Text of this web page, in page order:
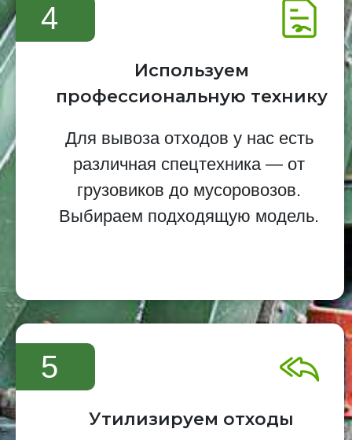
4
Используем
профессиональную технику
Для вывоза отходов у нас есть
различная спецтехника — от
грузовиков до мусоровозов.
Выбираем подходящую модель.
5
Утилизируем отходы